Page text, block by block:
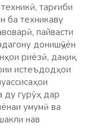
тарғиби
ба техникаву
пайвасти
донишҷӯён
риёзӣ, дақиқ
истеъдодҳои
ду гурӯҳ дар
умумӣ ва
нав